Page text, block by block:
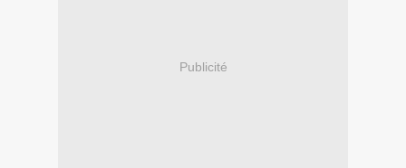
Publicité